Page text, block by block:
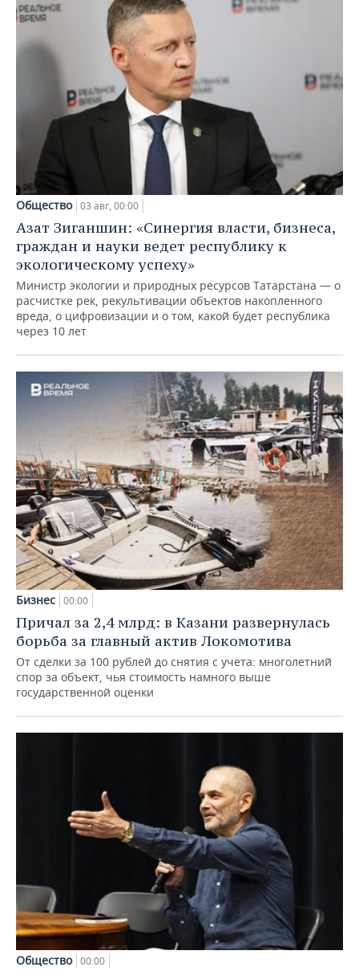
Общество 03 авг, 00:00
Азат Зиганшин: «Синергия власти, бизнеса,
граждан и науки ведет республику к
экологическому успеху»
Министр экологии и природных ресурсов Татарстана — о
расчистке рек, рекультивации объектов накопленного
вреда, о цифровизации и о том, какой будет республика
через 10 лет
Бизнес 00:00
Причал за 2,4 млрд: в Казани развернулась
борьба за главный актив Локомотива
От сделки за 100 рублей до снятия с учета: многолетний
спор за объект, чья стоимость намного выше
государственной оценки
Общество 00:00